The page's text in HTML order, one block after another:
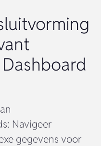
Navigeer
gegevens voor